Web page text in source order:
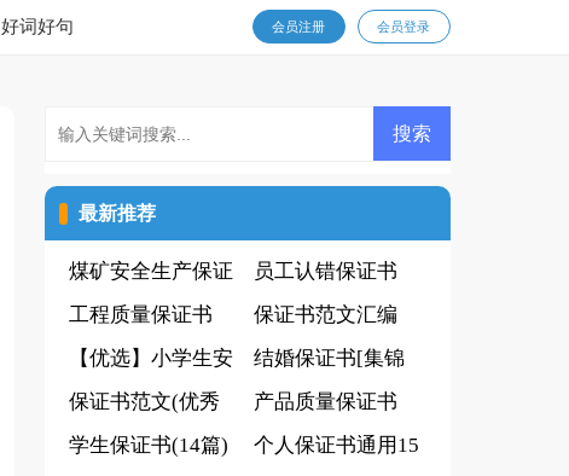
好词好句 会员登录
会员注册
最新推荐
煤矿安全生产保证
书11篇(荐)
员工认错保证书
工程质量保证书
保证书范文汇编
(15篇)
【优选】小学生安
全保证书
结婚保证书[集锦
15篇]
保证书范文(优秀
14篇)
产品质量保证书
(通用15篇)
学生保证书(14篇)
个人保证书通用15